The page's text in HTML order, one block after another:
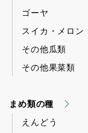
ゴーヤ
スイカ・メロン
その他瓜類
その他果菜類
まめ類の種
えんどう